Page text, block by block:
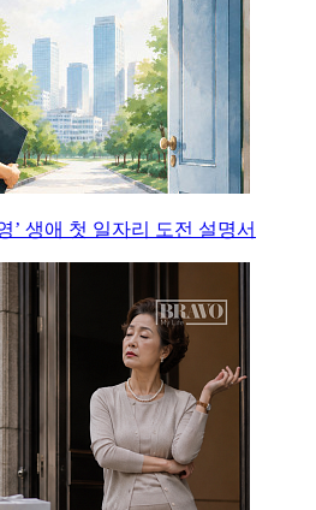
’ 생애 첫 일자리 도전 설명서